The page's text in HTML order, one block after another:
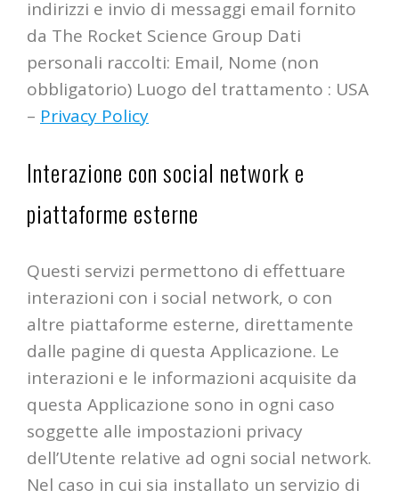
indirizzi e invio di messaggi email fornito
da The Rocket Science Group Dati
personali raccolti: Email, Nome (non
obbligatorio) Luogo del trattamento : USA
– Privacy Policy
Interazione con social network e
piattaforme esterne
Questi servizi permettono di effettuare
interazioni con i social network, o con
altre piattaforme esterne, direttamente
dalle pagine di questa Applicazione. Le
interazioni e le informazioni acquisite da
questa Applicazione sono in ogni caso
soggette alle impostazioni privacy
dell’Utente relative ad ogni social network.
Nel caso in cui sia installato un servizio di